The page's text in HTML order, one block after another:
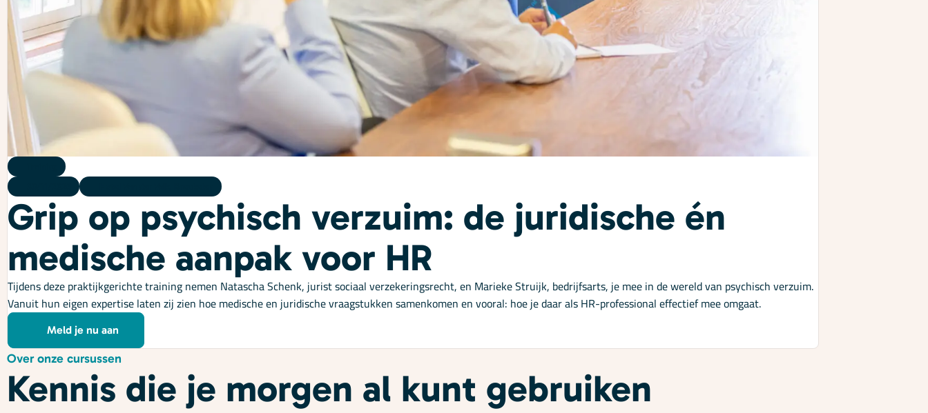
Grip op psychisch verzuim: de juridische én
medische aanpak voor HR
Tijdens deze praktijkgerichte training nemen Natascha Schenk, jurist sociaal verzekeringsrecht, en Marieke Struijk, bedrijfsarts, je mee in de wereld van psychisch verzuim.
Vanuit hun eigen expertise laten zij zien hoe medische en juridische vraagstukken samenkomen en vooral: hoe je daar als HR-professional effectief mee omgaat.
Meld je nu aan
Over onze cursussen
Kennis die je morgen al kunt gebruiken